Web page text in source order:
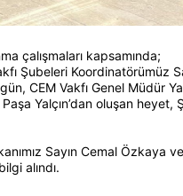
çalışmaları kapsamında;
Şubeleri Koordinatörümüz
CEM Vakfı Genel Müdür
Paşa Yalçın’dan oluşan
Sayın Cemal Özkaya
alındı.